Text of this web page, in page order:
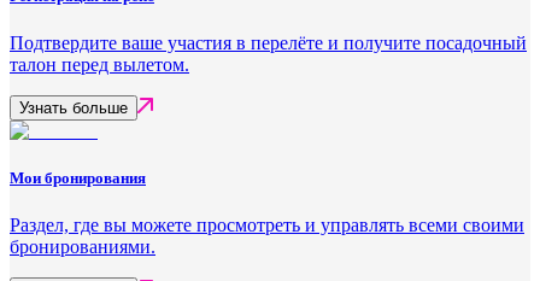
Подтвердите ваше участия в перелёте и получите посадочный
талон перед вылетом.
Узнать больше
Мои бронирования
Раздел, где вы можете просмотреть и управлять всеми своими
бронированиями.